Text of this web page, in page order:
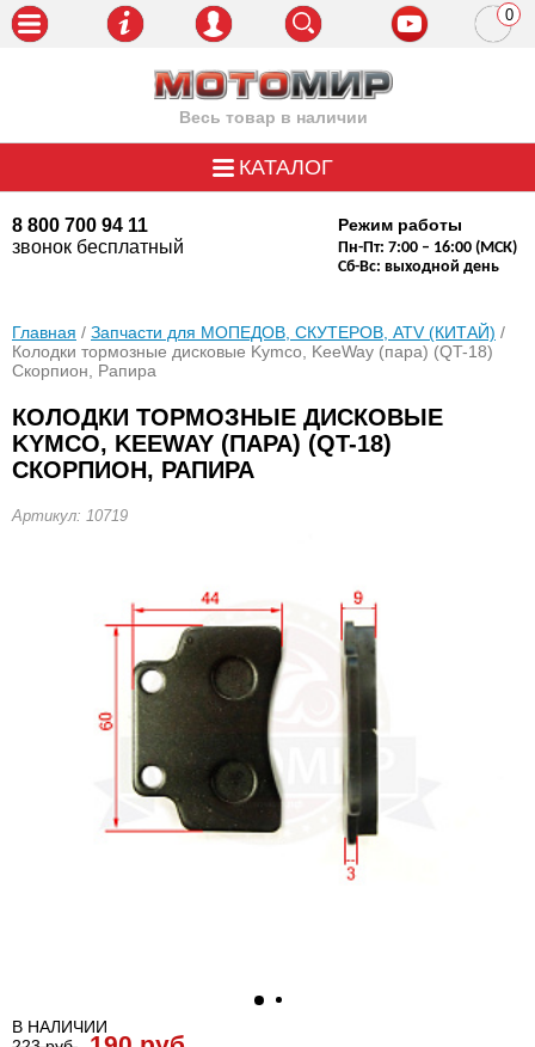
Весь товар в наличии
8 800 700 94 11
звонок бесплатный
Режим работы
Пн-Пт: 7:00 – 16:00 (МСК)
Сб-Вс: выходной день
0
КАТАЛОГ
Главная / Запчасти для МОПЕДОВ, СКУТЕРОВ, ATV (КИТАЙ) /
Колодки тормозные дисковые Kymco, KeeWay (пара) (QT-18)
Скорпион, Рапира
КОЛОДКИ ТОРМОЗНЫЕ ДИСКОВЫЕ
KYMCO, KEEWAY (ПАРА) (QT-18)
СКОРПИОН, РАПИРА
Артикул: 10719
В НАЛИЧИИ